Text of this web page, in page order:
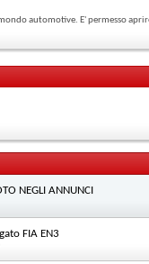
automotive. E' permesso
NEGLI ANNUNCI
FIA EN3